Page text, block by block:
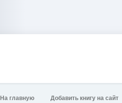
На главную Добавить книгу на сайт